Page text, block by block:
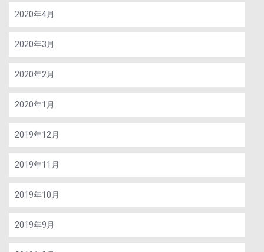
2020年4月
2020年3月
2020年2月
2020年1月
2019年12月
2019年11月
2019年10月
2019年9月